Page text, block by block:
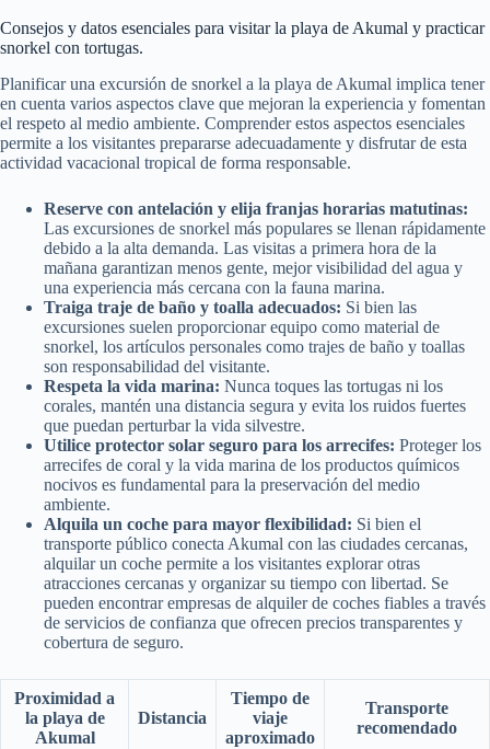
Consejos y datos esenciales para visitar la playa de Akumal y practicar
snorkel con tortugas.
Planificar una excursión de snorkel a la playa de Akumal implica tener
en cuenta varios aspectos clave que mejoran la experiencia y fomentan
el respeto al medio ambiente. Comprender estos aspectos esenciales
permite a los visitantes prepararse adecuadamente y disfrutar de esta
actividad vacacional tropical de forma responsable.
Reserve con antelación y elija franjas horarias matutinas:
Las excursiones de snorkel más populares se llenan rápidamente
debido a la alta demanda. Las visitas a primera hora de la
mañana garantizan menos gente, mejor visibilidad del agua y
una experiencia más cercana con la fauna marina.
Traiga traje de baño y toalla adecuados: Si bien las
excursiones suelen proporcionar equipo como material de
snorkel, los artículos personales como trajes de baño y toallas
son responsabilidad del visitante.
Respeta la vida marina: Nunca toques las tortugas ni los
corales, mantén una distancia segura y evita los ruidos fuertes
que puedan perturbar la vida silvestre.
Utilice protector solar seguro para los arrecifes: Proteger los
arrecifes de coral y la vida marina de los productos químicos
nocivos es fundamental para la preservación del medio
ambiente.
Alquila un coche para mayor flexibilidad: Si bien el
transporte público conecta Akumal con las ciudades cercanas,
alquilar un coche permite a los visitantes explorar otras
atracciones cercanas y organizar su tiempo con libertad. Se
pueden encontrar empresas de alquiler de coches fiables a través
de servicios de confianza que ofrecen precios transparentes y
cobertura de seguro.
Proximidad a
la playa de
Akumal
Distancia
Tiempo de
viaje
aproximado
Transporte
recomendado